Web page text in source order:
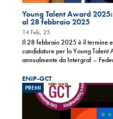
Young Talent Award
al 28 febbraio 2025
14 Feb, 25
Il 28 febbraio 2025 è il termine
candidature per lo Young Talent
annualmente da Intergraf –
ENIP-GCT
PREMI